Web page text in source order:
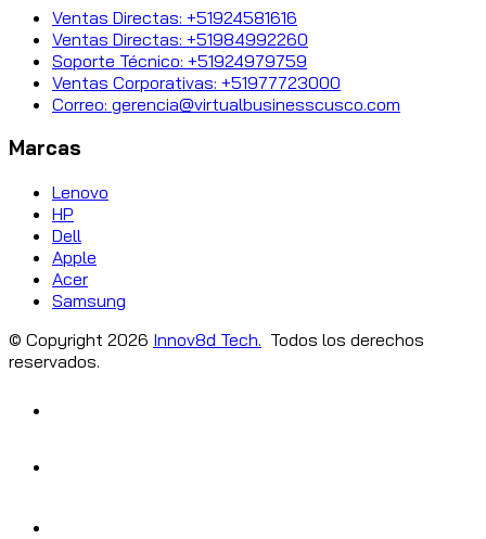
Ventas Directas: +51924581616
Ventas Directas: +51984992260
Soporte Técnico: +51924979759
Ventas Corporativas: +51977723000
Correo: gerencia@virtualbusinesscusco.com
Marcas
Lenovo
HP
Dell
Apple
Acer
Samsung
© Copyright 2026 Innov8d Tech. Todos los derechos
reservados.